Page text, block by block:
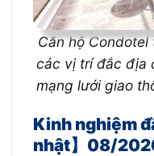
Căn hộ
các vị trí đắc địa
mạng lưới giao
Kinh nghiệm
nhật】08/